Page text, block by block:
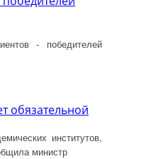
- победителей
обязательной
институтов,
министр